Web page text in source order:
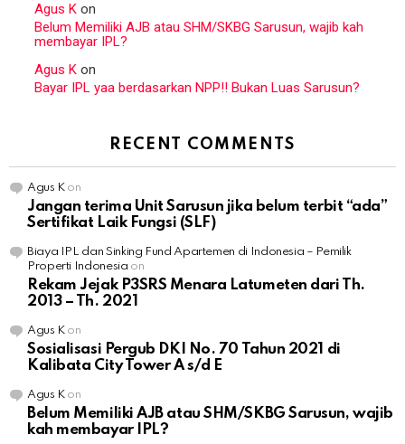
Agus K on
Belum Memiliki AJB atau SHM/SKBG Sarusun, wajib kah
membayar IPL?
Agus K on
Bayar IPL yaa berdasarkan NPP!! Bukan Luas Sarusun?
RECENT COMMENTS
Agus Kon
Jangan terima Unit Sarusun jika belum terbit “ada”
Sertifikat Laik Fungsi (SLF)
Biaya IPL dan Sinking Fund Apartemen di Indonesia – Pemilik
Properti Indonesia on
Rekam Jejak P3SRS Menara Latumeten dari Th.
2013 – Th. 2021
Agus Kon
Sosialisasi Pergub DKI No. 70 Tahun 2021 di
Kalibata City Tower A s/d E
Agus Kon
Belum Memiliki AJB atau SHM/SKBG Sarusun, wajib
kah membayar IPL?